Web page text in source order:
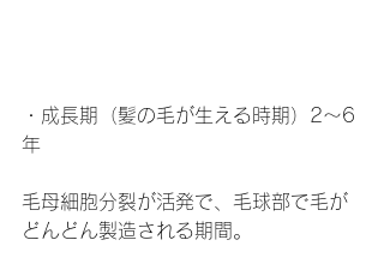
・成長期（髪の毛が生える時期）2〜6
年
毛母細胞分裂が活発で、毛球部で毛が
どんどん製造される期間。